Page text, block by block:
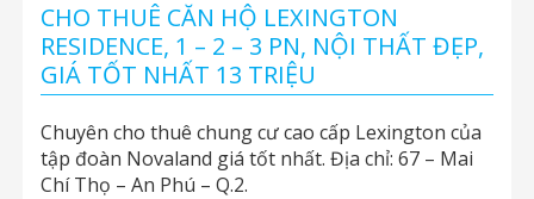
CHO THUÊ CĂN HỘ LEXINGTON
RESIDENCE, 1 – 2 – 3 PN, NỘI THẤT ĐẸP,
GIÁ TỐT NHẤT 13 TRIỆU
Chuyên cho thuê chung cư cao cấp Lexington của
tập đoàn Novaland giá tốt nhất. Địa chỉ: 67 – Mai
Chí Thọ – An Phú – Q.2.